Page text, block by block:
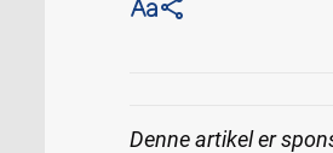
Denne artikel er